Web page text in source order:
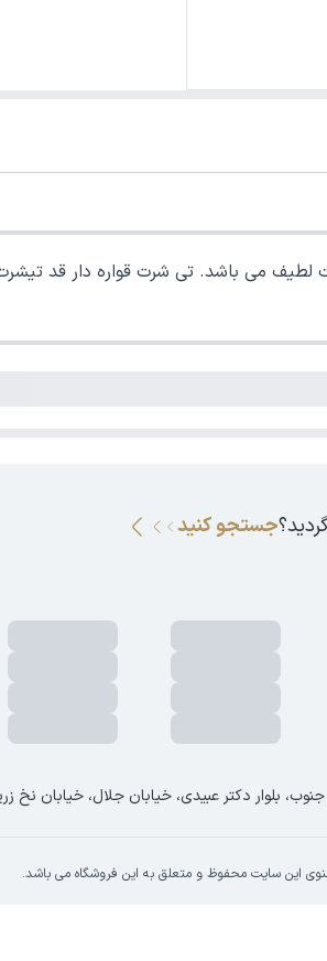
می باشد. تی شرت قواره دار قد
جستجو کنید
جنوب، بلوار دکتر عبیدی، خیابان جلال، خیابان نخ
این سایت محفوظ و متعلق به این فروشگاه می باشد.